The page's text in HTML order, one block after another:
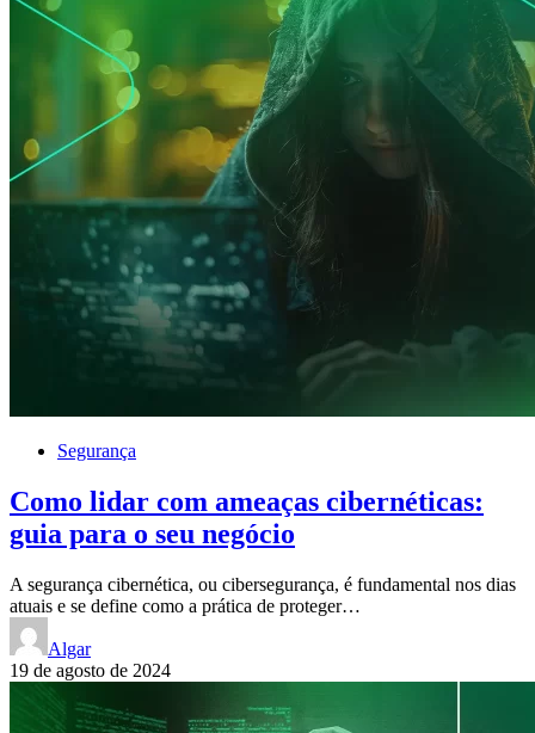
Segurança
Como lidar com ameaças cibernéticas:
guia para o seu negócio
A segurança cibernética, ou cibersegurança, é fundamental nos dias
atuais e se define como a prática de proteger…
Algar
19 de agosto de 2024